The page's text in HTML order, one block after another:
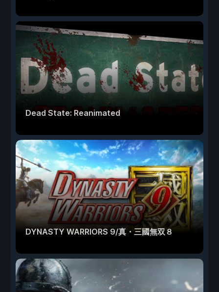
Dead State: Reanimated
DYNASTY WARRIORS 9/真・三國無双８